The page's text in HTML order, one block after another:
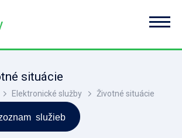
situácie
Elektronické služby Životné situácie
služieb